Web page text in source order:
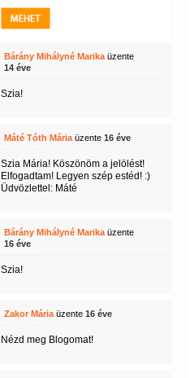
Bárány Mihályné Marikaüzente
14 éve
Szia!
Máté Tóth Máriaüzente 16 éve
Szia Mária! Köszönöm a jelölést!
Elfogadtam! Legyen szép estéd! :)
Üdvözlettel: Máté
Bárány Mihályné Marikaüzente
16 éve
Szia!
Zakor Máriaüzente 16 éve
Nézd meg Blogomat!